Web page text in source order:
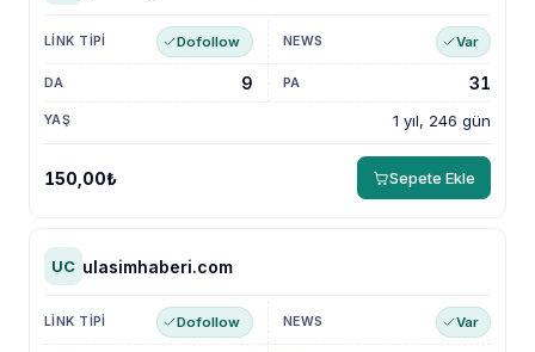
Dofollow Var
1 yıl, 246 gün
9 31
150,00₺ Sepete Ekle
UC ulasimhaberi.com
Dofollow Var